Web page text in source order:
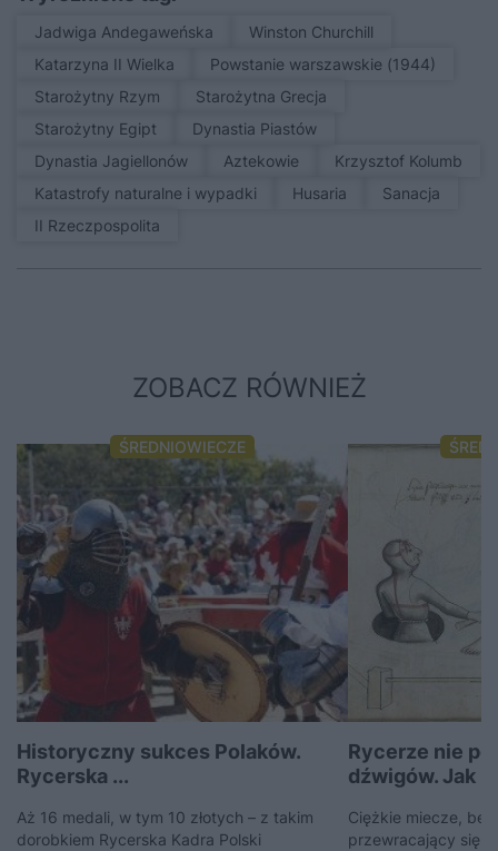
Jadwiga Andegaweńska
Winston Churchill
Katarzyna II Wielka
Powstanie warszawskie (1944)
Starożytny Rzym
Starożytna Grecja
Starożytny Egipt
Dynastia Piastów
Dynastia Jagiellonów
Aztekowie
Krzysztof Kolumb
Katastrofy naturalne i wypadki
Husaria
sanacja
II Rzeczpospolita
ZOBACZ RÓWNIEŻ
ŚREDNIOWIECZE
Historyczny sukces Polaków.
Rycerska ...
Aż 16 medali, w tym 10 złotych – z takim
dorobkiem Rycerska Kadra Polski
Rycerze nie
dźwigów. Jak ...
Ciężkie miecze,
przewracający się